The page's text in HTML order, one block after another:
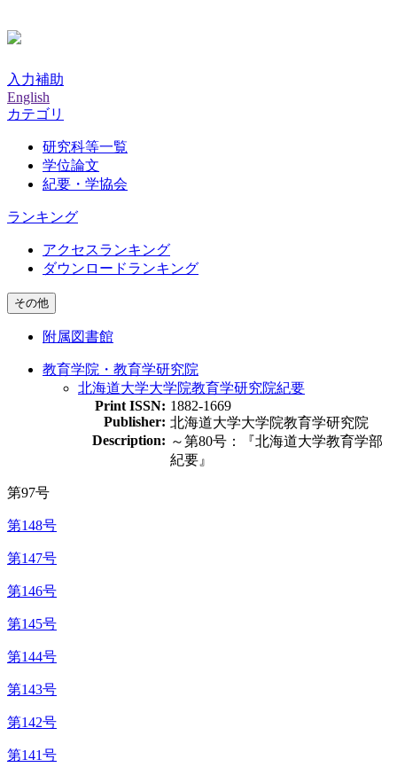
入力補助
English
カテゴリ
研究科等一覧
学位論文
紀要・学協会
ランキング
アクセスランキング
ダウンロードランキング
その他
附属図書館
教育学院・教育学研究院
北海道大学大学院教育学研究院紀要
Print ISSN: 1882-1669
Publisher: 北海道大学大学院教育学研究院
Description: ～第80号：『北海道大学教育学部
紀要』
第97号
第148号
第147号
第146号
第145号
第144号
第143号
第142号
第141号